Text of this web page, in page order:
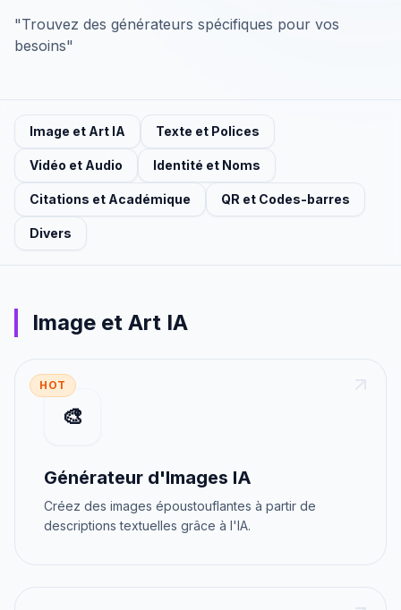
"Trouvez des générateurs spécifiques pour vos
besoins"
Image et Art IA Texte et Polices
Vidéo et Audio Identité et Noms
Citations et Académique QR et Codes-barres
Divers
Image et Art IA
HOT
🎨
Générateur d'Images IA
Créez des images époustouflantes à partir de
descriptions textuelles grâce à l'IA.